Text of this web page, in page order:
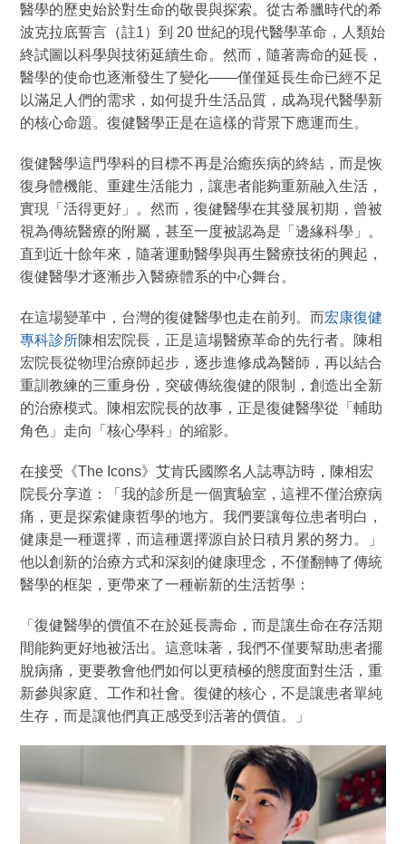
醫學的歷史始於對生命的敬畏與探索。從古希臘時代的希
波克拉底誓言（註1）到 20 世紀的現代醫學革命，人類始
終試圖以科學與技術延續生命。然而，隨著壽命的延長，
醫學的使命也逐漸發生了變化——僅僅延長生命已經不足
以滿足人們的需求，如何提升生活品質，成為現代醫學新
的核心命題。復健醫學正是在這樣的背景下應運而生。
復健醫學這門學科的目標不再是治癒疾病的終結，而是恢
復身體機能、重建生活能力，讓患者能夠重新融入生活，
實現「活得更好」。然而，復健醫學在其發展初期，曾被
視為傳統醫療的附屬，甚至一度被認為是「邊緣科學」。
直到近十餘年來，隨著運動醫學與再生醫療技術的興起，
復健醫學才逐漸步入醫療體系的中心舞台。
在這場變革中，台灣的復健醫學也走在前列。而宏康復健
專科診所陳相宏院長，正是這場醫療革命的先行者。陳相
宏院長從物理治療師起步，逐步進修成為醫師，再以結合
重訓教練的三重身份，突破傳統復健的限制，創造出全新
的治療模式。陳相宏院長的故事，正是復健醫學從「輔助
角色」走向「核心學科」的縮影。
在接受《The Icons》艾肯氏國際名人誌專訪時，陳相宏
院長分享道：「我的診所是一個實驗室，這裡不僅治療病
痛，更是探索健康哲學的地方。我們要讓每位患者明白，
健康是一種選擇，而這種選擇源自於日積月累的努力。」
他以創新的治療方式和深刻的健康理念，不僅翻轉了傳統
醫學的框架，更帶來了一種嶄新的生活哲學：
「復健醫學的價值不在於延長壽命，而是讓生命在存活期
間能夠更好地被活出。這意味著，我們不僅要幫助患者擺
脫病痛，更要教會他們如何以更積極的態度面對生活，重
新參與家庭、工作和社會。復健的核心，不是讓患者單純
生存，而是讓他們真正感受到活著的價值。」